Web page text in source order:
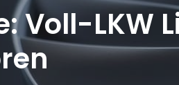
Voll-LKW